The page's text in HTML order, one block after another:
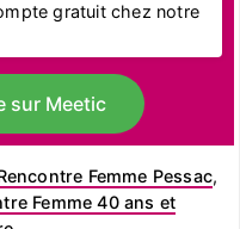
gratuit chez notre
sur Meetic
Femme Pessac,
Femme 40 ans et